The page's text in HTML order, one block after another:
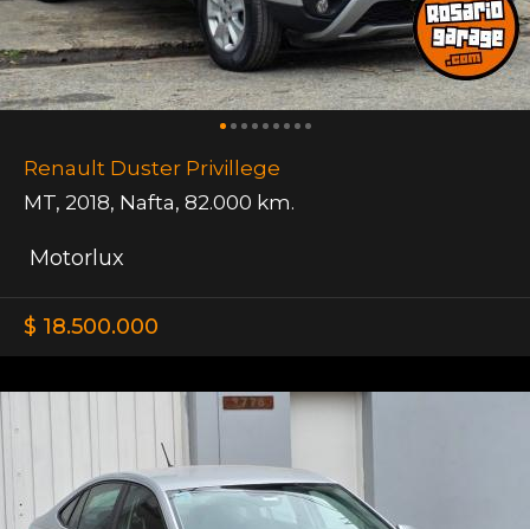
Renault Duster Privillege
MT, 2018, Nafta, 82.000 km.
Motorlux
$ 18.500.000